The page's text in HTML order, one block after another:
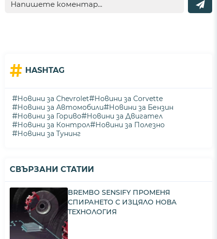
# HASHTAG
#Новини за Chevrolet#Новини за Corvette
#Новини за Автомобили#Новини за Бензин
#Новини за Гориво#Новини за Двигател
#Новини за Контрол#Новини за Полезно
#Новини за Тунинг
СВЪРЗАНИ СТАТИИ
BREMBO SENSIFY ПРОМЕНЯ
СПИРАНЕТО С ИЗЦЯЛО НОВА
ТЕХНОЛОГИЯ